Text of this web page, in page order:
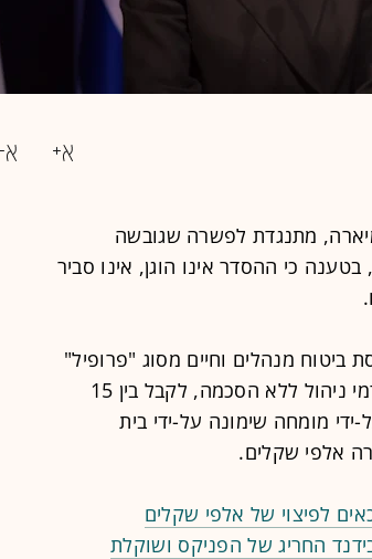
מתנגדת לפשרה שגובשה
כי ההסדר אינו הוגן, אינו סביר
ביטוח מנהלים וחיים מסוג "פרופיל"
(הגדרת הקבוצה לא נקבעה סופית), בה נגבו דמי ניהול ללא הסכמה, לקבל בין 15
על-ידי מומחה שימונה על-ידי בית
אלפי שקלים.
לפיצוי של אלפי שקלים
החריג של הפניקס ושוקלת